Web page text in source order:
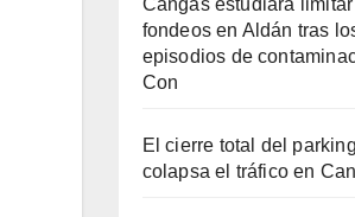
fondeos en Aldán tras
episodios de
Con
El cierre total del
colapsa el tráfico en